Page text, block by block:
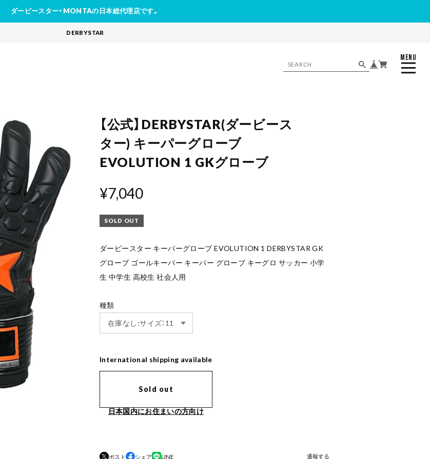
ダービースター・MONTAの日本総代理店です。
DERBYSTAR
MENU
CLOSE
【公式】DERBYSTAR(ダービース
ター) キーパーグローブ
EVOLUTION 1 GKグローブ
¥7,040
SOLD OUT
ダービースター キーパーグローブ EVOLUTION 1 DERBYSTAR GK
グローブ ゴールキーパー キーパー グローブ キーグロ サッカー 小学
生 中学生 高校生 社会人用
種類
International shipping available
Sold out
日本国内にお住まいの方向け
ポスト シェア LINE 通報する